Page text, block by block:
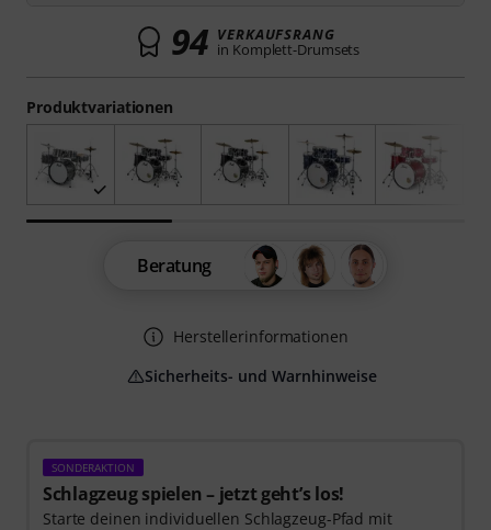
SONDERAKTION
Schlagzeug spielen – jetzt geht’s los!
Starte deinen individuellen Schlagzeug-Pfad mit
Produktvariationen
94 VERKAUFSRANG
in Komplett-Drumsets
Beratung
Herstellerinformationen
Sicherheits- und Warnhinweise